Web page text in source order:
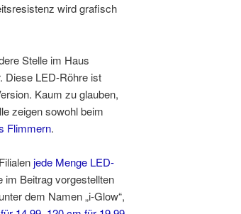
wird grafisch
Stelle im Haus
Diese LED-Röhre ist
Kaum zu glauben,
zeigen sowohl beim
Flimmern.
jede Menge LED-
im Beitrag vorgestellten
dem Namen „i-Glow“,